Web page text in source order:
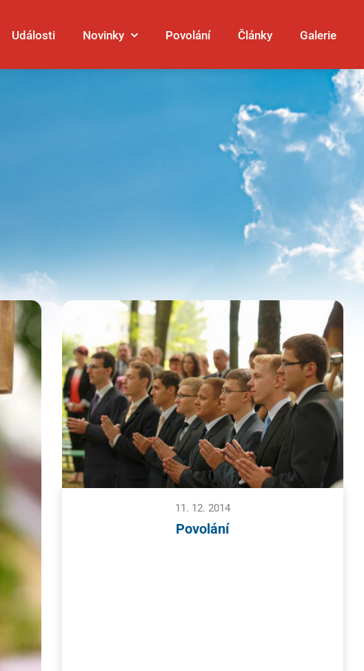
Události Novinky Povolání Články Galerie
11. 12. 2014
Povolání